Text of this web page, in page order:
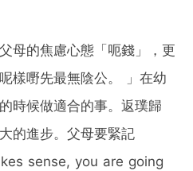
母的焦慮心態「呃錢」，更
樣嘢先最無陰公。 」在幼
時候做適合的事。返璞歸
的進步。父母要緊記
sense, you are going